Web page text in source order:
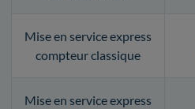
Mise en service express
compteur classique
Mise en service express